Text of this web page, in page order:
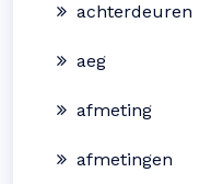
achterdeuren
aeg
afmeting
afmetingen